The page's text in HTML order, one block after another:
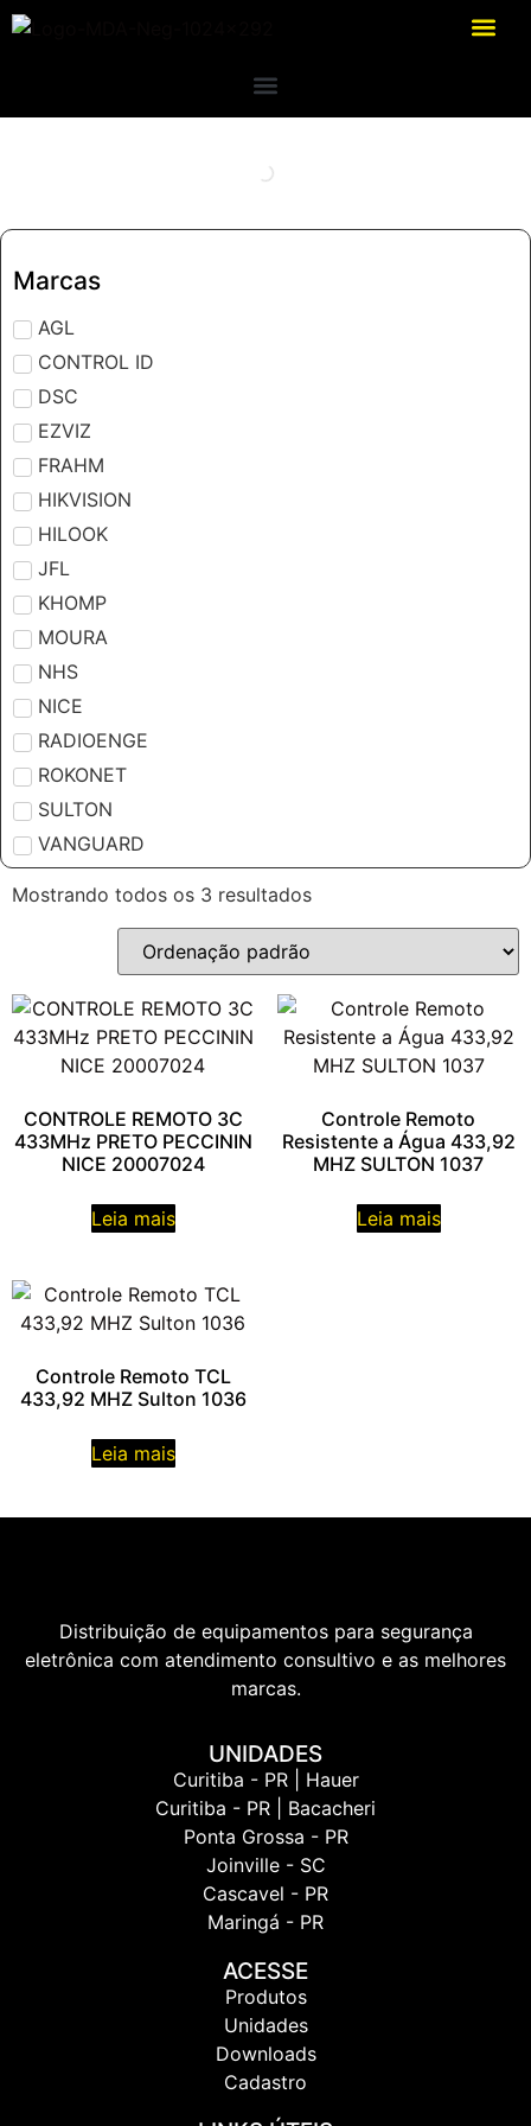
Marcas
AGL
CONTROL ID
DSC
EZVIZ
FRAHM
HIKVISION
HILOOK
JFL
KHOMP
MOURA
NHS
NICE
RADIOENGE
ROKONET
SULTON
VANGUARD
Mostrando todos os 3 resultados
CONTROLE REMOTO 3C
433MHz PRETO PECCININ
NICE 20007024
Leia mais
Controle Remoto
Resistente a Água 433,92
MHZ SULTON 1037
Leia mais
Controle Remoto TCL
433,92 MHZ Sulton 1036
Leia mais
Distribuição de equipamentos para segurança
eletrônica com atendimento consultivo e as melhores
marcas.
UNIDADES
Curitiba - PR | Hauer
Curitiba - PR | Bacacheri
Ponta Grossa - PR
Joinville - SC
Cascavel - PR
Maringá - PR
ACESSE
Produtos
Unidades
Downloads
Cadastro